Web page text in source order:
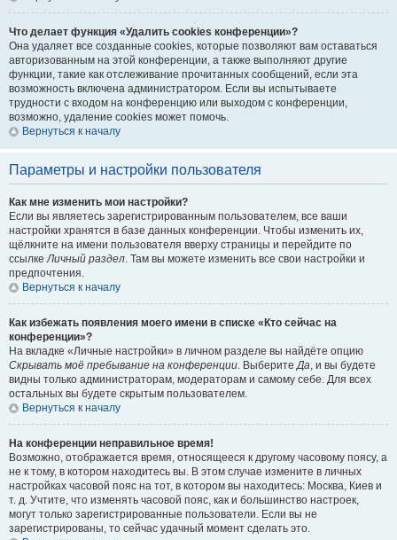
Что делает функция «Удалить cookies конференции»?
Она удаляет все созданные cookies, которые позволяют вам оставаться
авторизованным на этой конференции, а также выполняют другие
функции, такие как отслеживание прочитанных сообщений, если эта
возможность включена администратором. Если вы испытываете
трудности с входом на конференцию или выходом с конференции,
возможно, удаление cookies может помочь.
Вернуться к началу
Параметры и настройки пользователя
Как мне изменить мои настройки?
Если вы являетесь зарегистрированным пользователем, все ваши
настройки хранятся в базе данных конференции. Чтобы изменить их,
щёлкните на имени пользователя вверху страницы и перейдите по
ссылкеЛичный раздел. Там вы можете изменить все свои настройки и
предпочтения.
Вернуться к началу
Как избежать появления моего имени в списке «Кто сейчас на
конференции»?
На вкладке «Личные настройки» в личном разделе вы найдёте опцию
Скрывать моё пребывание на конференции. ВыберитеДа, и вы будете
видны только администраторам, модераторам и самому себе. Для всех
остальных вы будете скрытым пользователем.
Вернуться к началу
На конференции неправильное время!
Возможно, отображается время, относящееся к другому часовому поясу, а
не к тому, в котором находитесь вы. В этом случае измените в личных
настройках часовой пояс на тот, в котором вы находитесь: Москва, Киев и
т. д. Учтите, что изменять часовой пояс, как и большинство настроек,
могут только зарегистрированные пользователи. Если вы не
зарегистрированы, то сейчас удачный момент сделать это.